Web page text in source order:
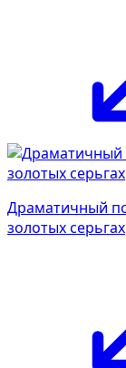
Драматичный
золотых серьгах